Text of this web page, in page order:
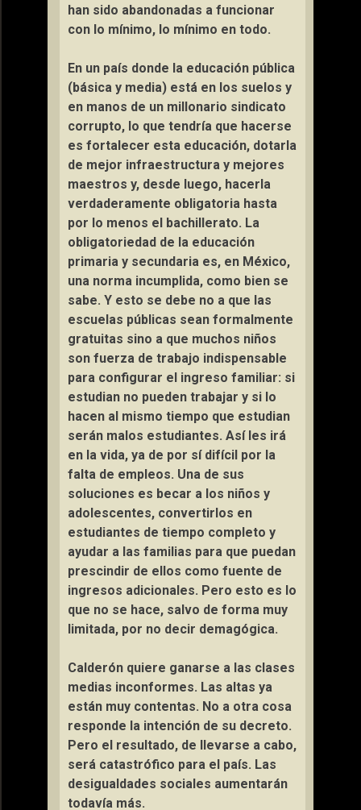
han sido abandonadas a funcionar
con lo mínimo, lo mínimo en todo.
En un país donde la educación pública
(básica y media) está en los suelos y
en manos de un millonario sindicato
corrupto, lo que tendría que hacerse
es fortalecer esta educación, dotarla
de mejor infraestructura y mejores
maestros y, desde luego, hacerla
verdaderamente obligatoria hasta
por lo menos el bachillerato. La
obligatoriedad de la educación
primaria y secundaria es, en México,
una norma incumplida, como bien se
sabe. Y esto se debe no a que las
escuelas públicas sean formalmente
gratuitas sino a que muchos niños
son fuerza de trabajo indispensable
para configurar el ingreso familiar: si
estudian no pueden trabajar y si lo
hacen al mismo tiempo que estudian
serán malos estudiantes. Así les irá
en la vida, ya de por sí difícil por la
falta de empleos. Una de sus
soluciones es becar a los niños y
adolescentes, convertirlos en
estudiantes de tiempo completo y
ayudar a las familias para que puedan
prescindir de ellos como fuente de
ingresos adicionales. Pero esto es lo
que no se hace, salvo de forma muy
limitada, por no decir demagógica.
Calderón quiere ganarse a las clases
medias inconformes. Las altas ya
están muy contentas. No a otra cosa
responde la intención de su decreto.
Pero el resultado, de llevarse a cabo,
será catastrófico para el país. Las
desigualdades sociales aumentarán
todavía más.